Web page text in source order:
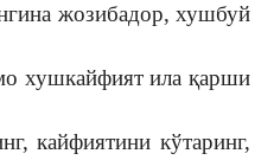
жозибадор, хушбуй
хушкайфият ила қарши
кайфиятини кўтаринг,